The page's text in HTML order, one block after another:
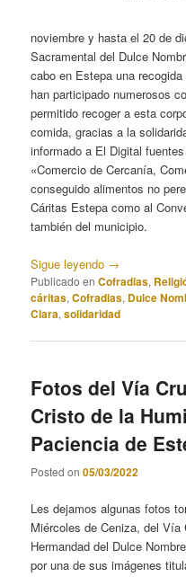
noviembre y hasta el 20 de
Sacramental del Dulce
cabo en Estepa una
han participado numerosos
permitido recoger a esta
comida, gracias a la
informado a El Digital
«Comercio de Cercanía,
conseguido alimentos no
Cáritas Estepa como al
también del municipio.
Sigue leyendo →
Publicado en Cofradias,
cáritas,Cofradias, Dulce
Clara,solidaridad
Fotos del Vía
Cristo de la
Paciencia de
Posted on05/03/2022
Les dejamos algunas fotos
Miércoles de Ceniza, del Vía
Hermandad del Dulce
por una de sus imágenes